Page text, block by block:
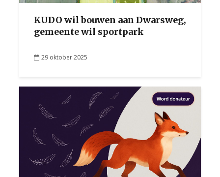
KUDO wil bouwen aan Dwarsweg,
gemeente wil sportpark
29 oktober 2025